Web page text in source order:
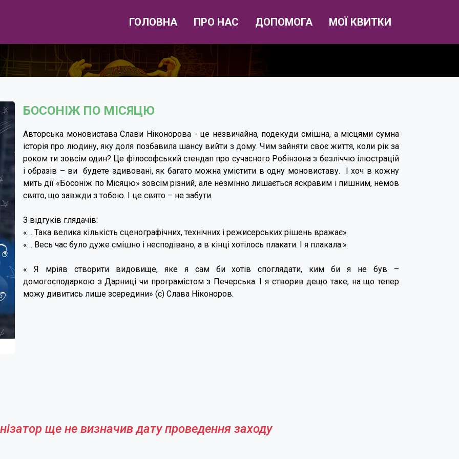
ГОЛОВНА ПРО НАС ДОПОМОГА МОЇ КВИТКИ
БОСОНІЖ ПО МІСЯЦЮ
Авторська моновистава Слави Ніконорова - це незвичайна, подекуди смішна, а місцями сумна
історія про людину, яку доля позбавила шансу вийти з дому. Чим зайняти своє життя, коли рік за
роком ти зовсім один? Це філософський стендап про сучасного Робінзона з безліччю ілюстрацій
і образів – ви будете здивовані, як багато можна умістити в одну моновиставу. І хоч в кожну
мить дії «Босоніж по Місяцю» зовсім різний, але незмінно лишається яскравим і пишним, немов
свято, що завжди з тобою. І це свято – не забути.
З відгуків глядачів:
«… Така велика кількість сценографічних, технічних і режисерських рішень вражає»
«… Весь час було дуже смішно і несподівано, а в кінці хотілось плакати. І я плакала.»
« Я мріяв створити видовище, яке я сам би хотів споглядати, ким би я не був –
домогосподаркою з Дарниці чи програмістом з Печерська. І я створив дещо таке, на що тепер
можу дивитись лише зсередини» (с) Слава Ніконоров.
ще не визначив дату проведення заходу